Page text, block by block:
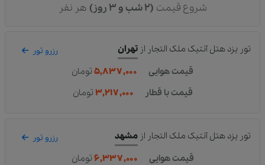
شروع قیمت (2 شب و 3 روز) هر نفر
تور یزد هتل آنتیک ملک التجار از تهران رزرو تور
قیمت هوایی ۵,۸۳۷,۰۰۰ تومان
قیمت با قطار
۳,۲۱۷,۰۰۰ تومان
تور یزد هتل آنتیک ملک التجار از مشهد رزرو تور
قیمت هوایی ۶,۳۳۷,۰۰۰ تومان